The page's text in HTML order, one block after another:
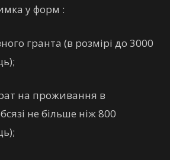
у форм :
гранта (в розмірі до 3000
на проживання в
не більше ніж 800